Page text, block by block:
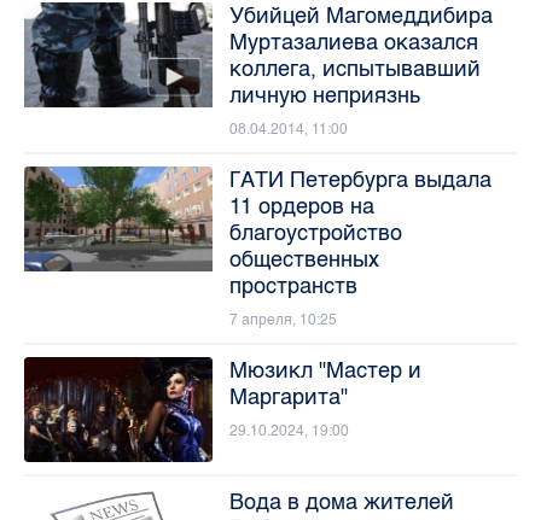
Убийцей Магомеддибира
Муртазалиева оказался
коллега, испытывавший
личную неприязнь
08.04.2014, 11:00
ГАТИ Петербурга выдала
11 ордеров на
благоустройство
общественных
пространств
7 апреля, 10:25
Мюзикл "Мастер и
Маргарита"
29.10.2024, 19:00
Вода в дома жителей